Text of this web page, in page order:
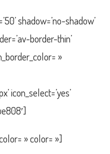
shadow=’no-shadow’
border-thin’
»
icon_select=’yes’
» color= »]